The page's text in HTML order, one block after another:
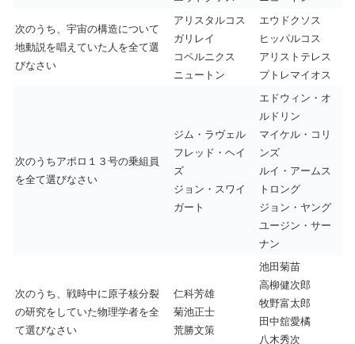
次のうち、宇宙の構造について
地動説を唱えていた人を全て選
びなさい
アリスタルコス
ガリレイ
コペルニクス
ニュートン
エウドクソス
ヒッパルコス
アリストテレス
プトレマイオス
次のうちアポロ１３号の乗組員
を全て選びなさい
ジム・ラヴェル
フレッド・ヘイ
ズ
ジョン・スワイ
ガート
エドウィン・オ
ルドリン
マイケル・コリ
ンズ
ルイ・アームス
トロング
ジョン・ヤング
ユージン・サー
ナン
次のうち、戦時中に原子核分裂
の研究をしていた物理学者を全
て選びなさい
仁科芳雄
菊池正士
荒勝文策
池田菊苗
高柳健次郎
牧野富太郎
田中舘愛橘
八木秀次